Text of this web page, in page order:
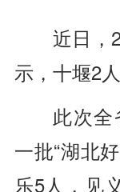
近日，
示，十堰2人
此次
一批“湖北
乐5人，见